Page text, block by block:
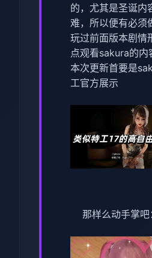
的，尤其是圣诞内
难，所以便有必须
玩过前面版本剧情
点观看sakura的内
本次更新首要是
工官方展示
那样么动手掌吧